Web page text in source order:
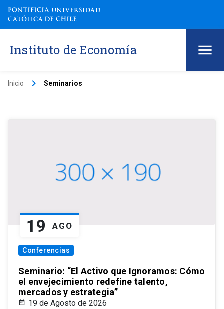
Instituto de Economía
Inicio keyboard_arrow_right Seminarios
19 AGO
Conferencias
Seminario: “El Activo que Ignoramos: Cómo
el envejecimiento redefine talento,
mercados y estrategia”
19 de Agosto de 2026